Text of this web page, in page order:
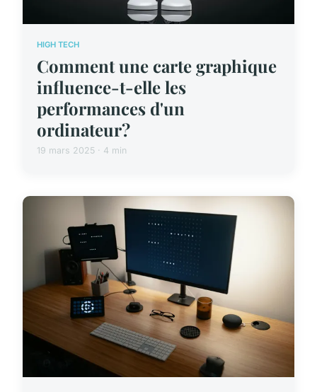
HIGH TECH
Comment une carte graphique
influence-t-elle les
performances d'un
ordinateur?
19 mars 2025 · 4 min